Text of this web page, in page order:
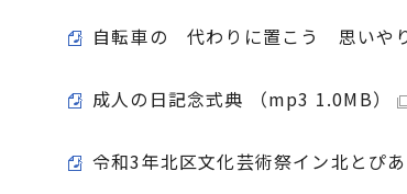
自転車の 代わりに置こう 思いや
成人の日記念式典 （mp3 1.0MB）
令和3年北区文化芸術祭イン北とぴ